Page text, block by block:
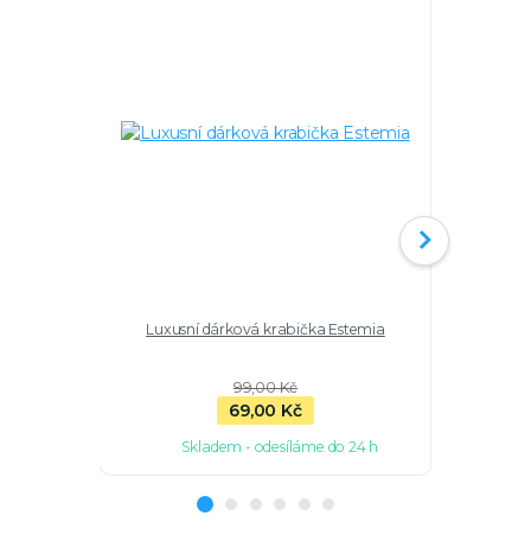
Luxusní dárková krabička Estemia
99,00 Kč
69,00 Kč
Skladem - odesíláme do 24 h